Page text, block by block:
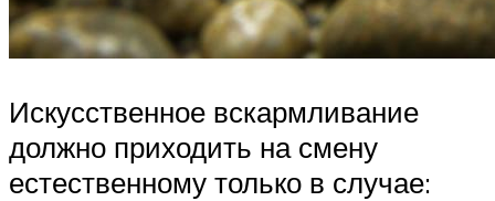
Искусственное вскармливание
должно приходить на смену
естественному только в случае: